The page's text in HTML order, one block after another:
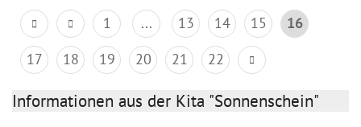
1 ... 13 14 15
16
17
18 19 20 21 22
Informationen aus der Kita "Sonnenschein"